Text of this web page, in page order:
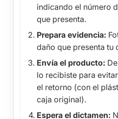
indicando el número
que presenta.
Prepara evidencia:
daño que presenta tu
Envía el producto:
lo recibiste para
el retorno (con el
caja original).
Espera el dictamen: